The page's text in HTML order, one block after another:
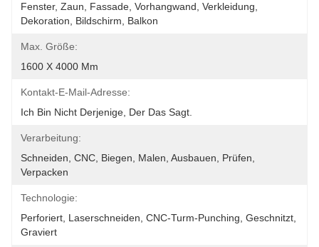
Fenster, Zaun, Fassade, Vorhangwand, Verkleidung,
Dekoration, Bildschirm, Balkon
Max. Größe:
1600 X 4000 Mm
Kontakt-E-Mail-Adresse:
Ich Bin Nicht Derjenige, Der Das Sagt.
Verarbeitung:
Schneiden, CNC, Biegen, Malen, Ausbauen, Prüfen,
Verpacken
Technologie:
Perforiert, Laserschneiden, CNC-Turm-Punching, Geschnitzt,
Graviert